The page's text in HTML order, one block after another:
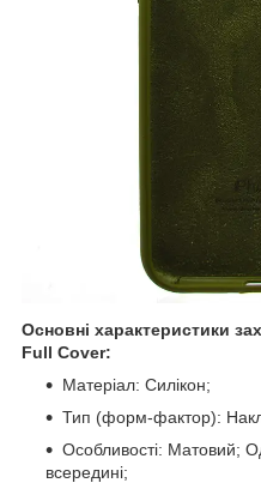
Основні характеристики
Full Cover:
Матеріал: Силікон;
Тип (форм-фактор):
Особливості: Матовий;
всередині;